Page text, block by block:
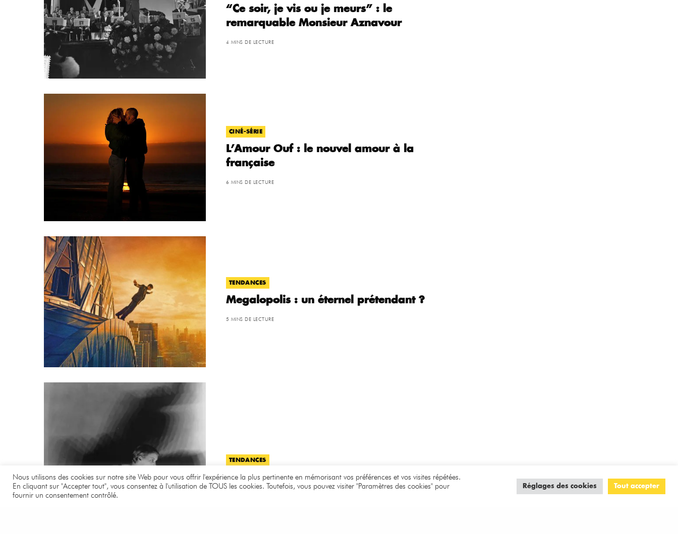
“Ce soir, je vis ou je meurs” : le
remarquable Monsieur Aznavour
4 MINS DE LECTURE
CINÉ-SÉRIE
L’Amour Ouf : le nouvel amour à la
française
6 MINS DE LECTURE
TENDANCES
Megalopolis : un éternel prétendant ?
5 MINS DE LECTURE
TENDANCES
Lee Miller : parcours d’une femme
d’exception
Nous utilisons des cookies sur notre site Web pour vous offrir l'expérience la plus pertinente en mémorisant vos préférences et vos visites répétées.
En cliquant sur "Accepter tout", vous consentez à l'utilisation de TOUS les cookies. Toutefois, vous pouvez visiter "Paramètres des cookies" pour
fournir un consentement contrôlé.
Réglages des cookies Tout accepter